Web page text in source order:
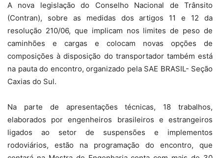
A nova legislação do Conselho Nacional de Trânsito
(Contran), sobre as medidas dos artigos 11 e 12 da
resolução 210/06, que implicam nos limites de peso de
caminhões e cargas e colocam novas opções de
composições à disposição do transportador também está
na pauta do encontro, organizado pela SAE BRASIL- Seção
Caxias do Sul.
Na parte de apresentações técnicas, 18 trabalhos,
elaborados por engenheiros brasileiros e estrangeiros
ligados ao setor de suspensões e implementos
rodoviários, estão na programação do encontro, que